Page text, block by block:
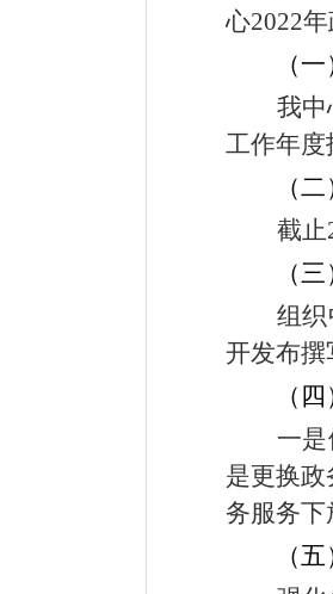
心2022年
（一
我
工作年度
（
截止
（
组
开发布撰
（
一
是更换
务服务下
（